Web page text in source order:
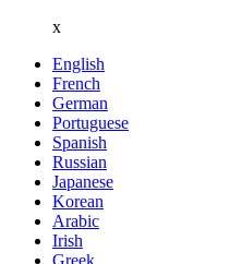
x
English
French
German
Portuguese
Spanish
Russian
Japanese
Korean
Arabic
Irish
Greek